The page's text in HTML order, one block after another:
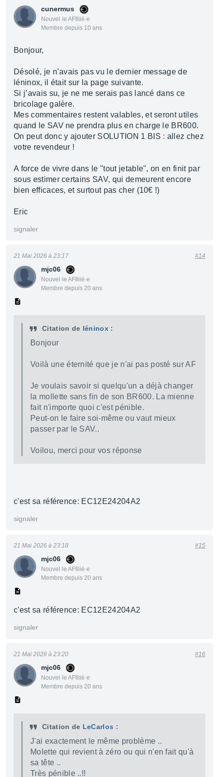
cunermus
Nouvel·le AFfilié·e
Membre depuis 10 ans
Bonjour,
Désolé, je n’avais pas vu le dernier message de
léninox, il était sur la page suivante.
Si j’avais su, je ne me serais pas lancé dans ce
bricolage galère.
Mes commentaires restent valables, et seront utiles
quand le SAV ne prendra plus en charge le BR600.
On peut donc y ajouter SOLUTION 1 BIS : allez chez
votre revendeur !
A force de vivre dans le "tout jetable", on en finit par
sous estimer certains SAV, qui demeurent encore
bien efficaces, et surtout pas cher (10€ !)
Eric
signaler
mjc06
Nouvel·le AFfilié·e
Membre depuis 20 ans
21 Mai 2026 à 23:17 #14
Citation de léninox :
Bonjour
Voilà une éternité que je n'ai pas posté sur AF
Je voulais savoir si quelqu'un a déjà changer
la mollette sans fin de son BR600. La mienne
fait n'importe quoi c'est pénible.
Peut-on le faire soi-même ou vaut mieux
passer par le SAV..
Voilou, merci pour vos réponse
c'est sa référence: EC12E24204A2
signaler
mjc06
Nouvel·le AFfilié·e
Membre depuis 20 ans
21 Mai 2026 à 23:18 #15
c'est sa référence: EC12E24204A2
signaler
mjc06
Nouvel·le AFfilié·e
Membre depuis 20 ans
21 Mai 2026 à 23:20 #16
Citation de LeCarlos :
J'ai exactement le même problème ..
Molette qui revient à zéro ou qui n'en fait qu'à
sa tête ..
Très pénible ..!!